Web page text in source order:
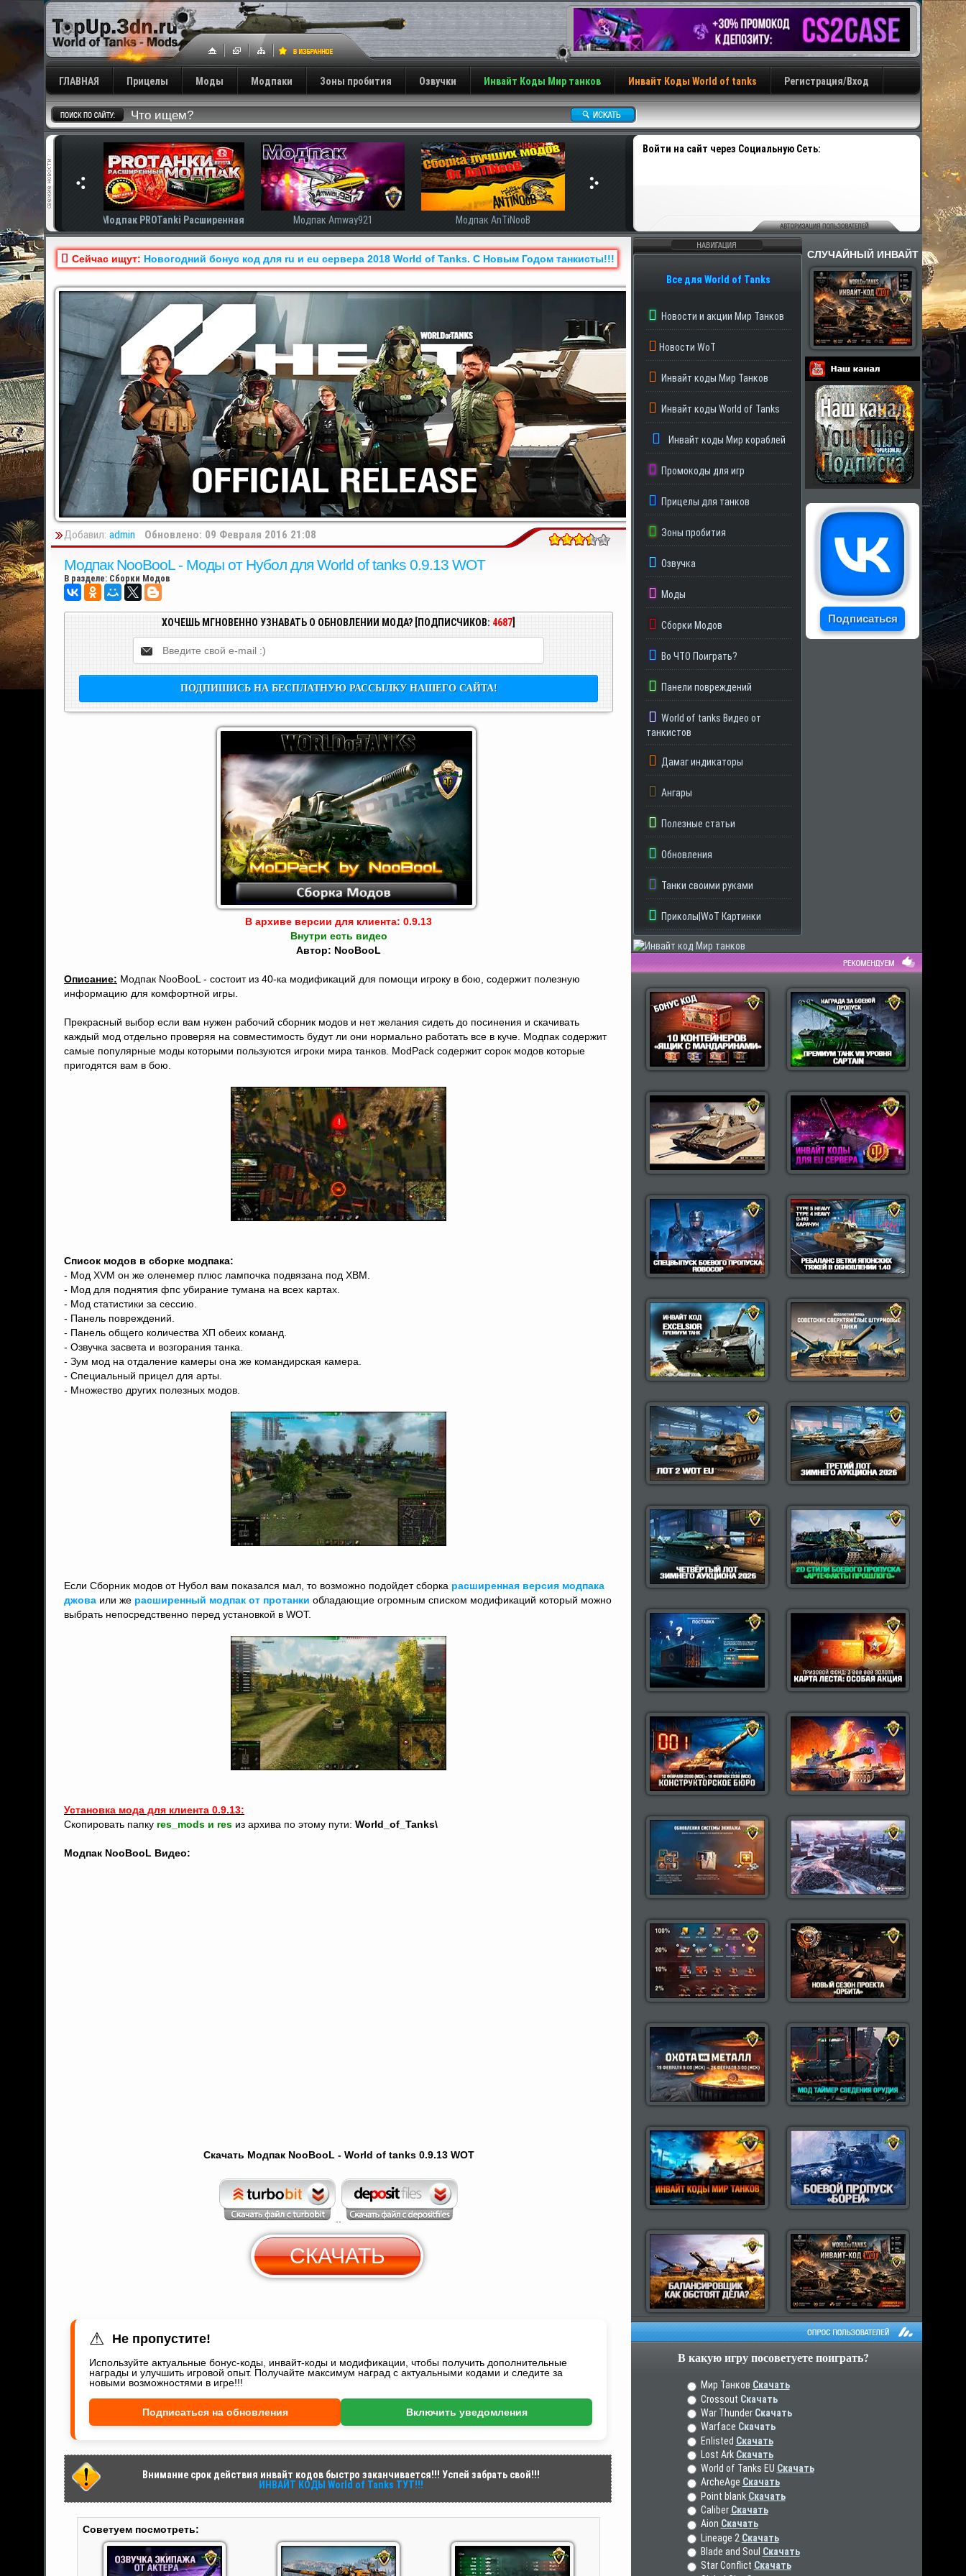
ГЛАВНАЯ Прицелы Моды Модпаки Зоны пробития Озвучки Инвайт Коды Мир танков Инвайт Коды World of tanks Регистрация/Вход
Войти на сайт через Социальную Сеть:
Модпак Amway921 Модпак AnTiNooB Модпак Корбена
СЛУЧАЙНЫЙ ИНВАЙТ
Партнеры
Подписаться
Навигация
Все для World of Tanks
Новости и акции Мир Танков
Новости WoT
Инвайт коды Мир Танков
Инвайт коды World of Tanks
Инвайт коды Мир кораблей
Промокоды для игр
Прицелы для танков
Зоны пробития
Озвучка
Моды
Сборки Модов
Во ЧТО Поиграть?
Панели повреждений
World of tanks Видео от
танкистов
Дамаг индикаторы
Ангары
Полезные статьи
Обновления
Танки своими руками
Приколы|WoT Картинки
Популярные моды Wot
Опрос пользователей
В какую игру посоветуете поиграть?
Мир Танков Скачать
Crossout Скачать
War Thunder Скачать
Warface Скачать
Enlisted Скачать
Lost Ark Скачать
World of Tanks EU Скачать
ArcheAge Скачать
Point blank Скачать
Caliber Скачать
Aion Скачать
Lineage 2 Скачать
Blade and Soul Скачать
Star Conflict Скачать
Сейчас ищут: Новогодний бонус код для ru и eu сервера 2018 World of Tanks. С Новым Годом танкисты!!!
Добавил: admin Обновлено: 09 Февраля 2016 21:08
Модпак NooBooL - Моды от Нубол для World of tanks 0.9.13 WOT
В разделе: Сборки Модов
ХОЧЕШЬ МГНОВЕННО УЗНАВАТЬ О ОБНОВЛЕНИИ МОДА? [ПОДПИСЧИКОВ: 4687
В архиве версии для клиента: 0.9.13
Внутри есть видео
Автор: NooBooL
Описание: Модпак NooBooL - состоит из 40-ка модификаций для помощи игроку в бою, содержит полезную
информацию для комфортной игры.
Прекрасный выбор если вам нужен рабочий сборник модов и нет желания сидеть до посинения и скачивать
каждый мод отдельно проверяя на совместимость будут ли они нормально работать все в куче. Модпак содержит
самые популярные моды которыми пользуются игроки мира танков. ModPack содержит сорок модов которые
пригодятся вам в бою.
Список модов в сборке модпака:
- Мод XVM он же оленемер плюс лампочка подвязана под ХВМ.
- Мод для поднятия фпс убирание тумана на всех картах.
- Мод статистики за сессию.
- Панель повреждений.
- Панель общего количества ХП обеих команд.
- Озвучка засвета и возгорания танка.
- Зум мод на отдаление камеры она же командирская камера.
- Специальный прицел для арты.
- Множество других полезных модов.
Если Сборник модов от Нубол вам показался мал, то возможно подойдет сборка расширенная версия модпака
джова или же расширенный модпак от протанки обладающие огромным списком модификаций который можно
выбрать непосредственно перед установкой в WOT.
Установка мода для клиента 0.9.13:
Скопировать папку res_mods и res из архива по этому пути: World_of_Tanks\
Модпак NooBooL Видео:
Скачать Модпак NooBooL - World of tanks 0.9.13 WOT
СКАЧАТЬ
Скачать c
Yandex Диск
⚠ Не пропустите!
Используйте актуальные бонус-коды, инвайт-коды и модификации, чтобы получить дополнительные
награды и улучшить игровой опыт. Получайте максимум наград с актуальными кодами и следите за
новыми возможностями в игре!!!
Подписаться на обновления Включить уведомления
Внимание срок действия инвайт кодов быстро заканчивается!!! Успей забрать свой!!!
ИНВАЙТ КОДЫ World of Tanks ТУТ!!!
Советуем посмотреть: